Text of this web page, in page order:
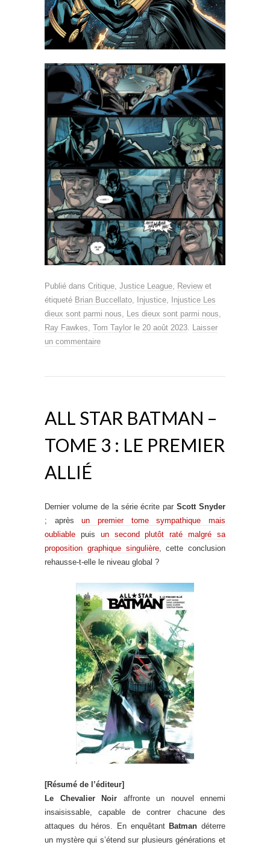
Publié dans Critique Justice League Reviewet
étiqueté Brian Buccellato Injustice
Injustice Les
dieux sont parmi nous
Les dieux sont parmi nous
Ray Fawkes Tom Taylor le 20 août 2023
Laisser
un commentaire
ALL STAR BATMAN –
TOME 3 : LE PREMIER
ALLIÉ
Dernier volume de la série écrite parScott Snyder
; aprèsun premier tome sympathique mais
oubliable puis un second plutôt raté malgré sa
proposition graphique singulière, cette conclusion
rehausse-t-elle le niveau global ?
[Résumé de l’éditeur]
Le Chevalier Noir affronte un nouvel ennemi
insaisissable, capable de contrer chacune des
attaques du héros. En enquêtant Batman déterre
un mystère qui s’étend sur plusieurs générations et